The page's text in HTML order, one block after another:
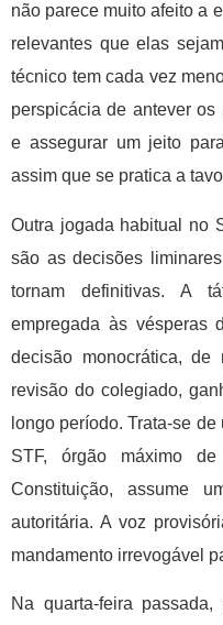
não parece muito afeito a
relevantes que elas
técnico tem cada vez
perspicácia de antever
e assegurar um jeito
assim que se pratica a
Outra jogada habitual no
são as decisões
tornam definitivas. A
empregada às vésperas
decisão monocrática, de
revisão do colegiado,
longo período. Trata-se
STF, órgão máximo
Constituição, assume
autoritária. A voz
mandamento irrevogável
Na quarta-feira